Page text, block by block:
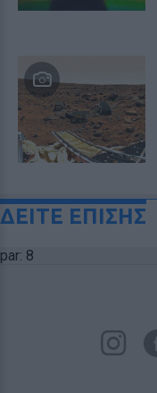
ΔΕΙΤΕ ΕΠΙΣΗΣ
par: 8